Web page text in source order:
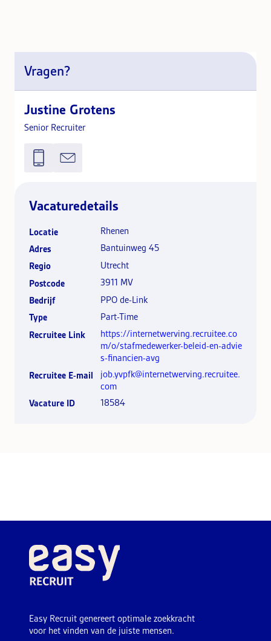
Vragen?
Justine Grotens
Senior Recruiter
Vacaturedetails
Locatie
Rhenen
Adres
Bantuinweg 45
Regio
Utrecht
Postcode
3911 MV
Bedrijf
PPO de-Link
Type
Part-Time
Recruitee Link
https://internetwerving.recruitee.co
m/o/stafmedewerker-beleid-en-advie
s-financien-avg
Recruitee E-mail
job.yvpfk@internetwerving.recruitee.
com
Vacature ID
18584
Easy Recruit genereert optimale zoekkracht
voor het vinden van de juiste mensen.